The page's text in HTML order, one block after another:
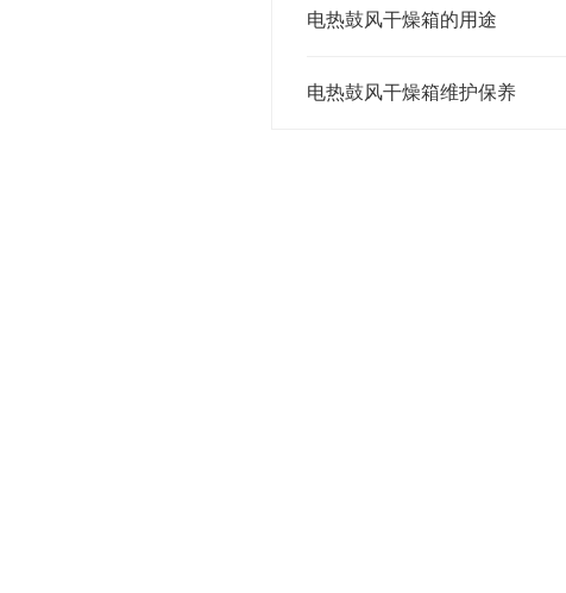
电热鼓风干燥箱的用途
电热鼓风干燥箱维护保养